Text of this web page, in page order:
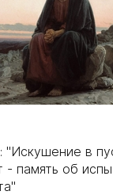
"Искушение в
- память об